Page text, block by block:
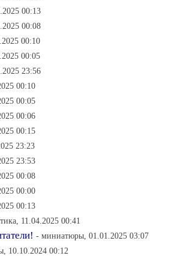
00:13
00:08
00:10
00:05
23:56
00:10
00:05
00:06
00:15
23:23
23:53
00:08
00:00
00:13
11.04.2025 00:41
- миниатюры, 01.01.2025 03:07
10.10.2024 00:12